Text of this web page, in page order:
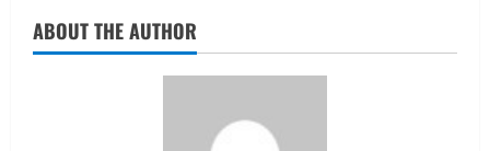
ABOUT THE AUTHOR